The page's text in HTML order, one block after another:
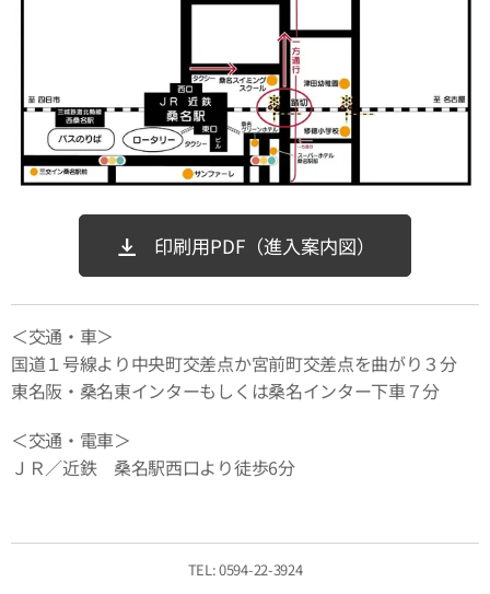
印刷用PDF（進入案内図）
＜交通・車＞
国道１号線より中央町交差点か宮前町交差点を曲がり３分
東名阪・桑名東インターもしくは桑名インター下車７分
＜交通・電車＞
ＪＲ／近鉄 桑名駅西口より徒歩6分
TEL: 0594-22-3924